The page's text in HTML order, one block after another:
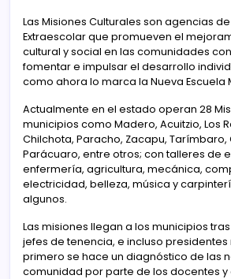
Las Misiones Culturales son agencias
Extraescolar que promueven el
cultural y social en las comunidades
fomentar e impulsar el desarrollo
como ahora lo marca la Nueva Escuela
Actualmente en el estado operan 28
municipios como Madero, Acuitzio, Los
Chilchota, Paracho, Zacapu, Tarímbaro,
Parácuaro, entre otros; con talleres de
enfermería, agricultura, mecánica,
electricidad, belleza, música y
algunos.
Las misiones llegan a los municipios
jefes de tenencia, e incluso presidentes
primero se hace un diagnóstico de las
comunidad por parte de los docentes y